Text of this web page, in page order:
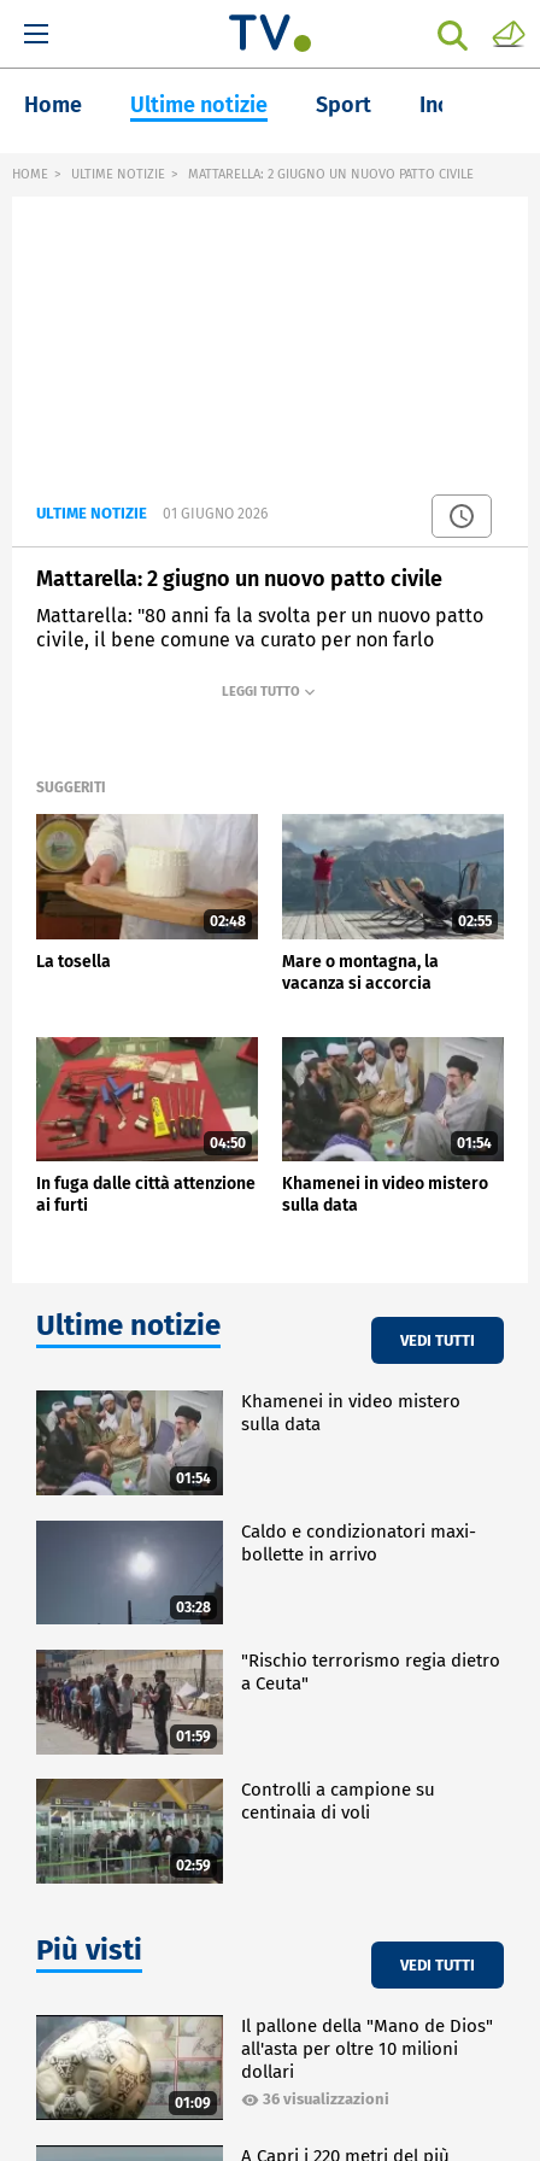
Home Ultime notizie Sport Inchieste
HOME ULTIME NOTIZIE MATTARELLA: 2 GIUGNO UN NUOVO PATTO CIVILE
ULTIME NOTIZIE 01 GIUGNO 2026
Mattarella: 2 giugno un nuovo patto civile
Mattarella: "80 anni fa la svolta per un nuovo patto
civile, il bene comune va curato per non farlo
SUGGERITI
02:48
La tosella
02:55
Mare o montagna, la
vacanza si accorcia
04:50
In fuga dalle città attenzione
ai furti
01:54
Khamenei in video mistero
sulla data
Ultime notizie VEDI TUTTI
01:54
Khamenei in video mistero
sulla data
03:28
Caldo e condizionatori maxi-
bollette in arrivo
01:59
"Rischio terrorismo regia dietro
a Ceuta"
02:59
Controlli a campione su
centinaia di voli
Più visti VEDI TUTTI
01:09
Il pallone della "Mano de Dios"
all'asta per oltre 10 milioni
dollari
36 visualizzazioni
A Capri i 220 metri del più